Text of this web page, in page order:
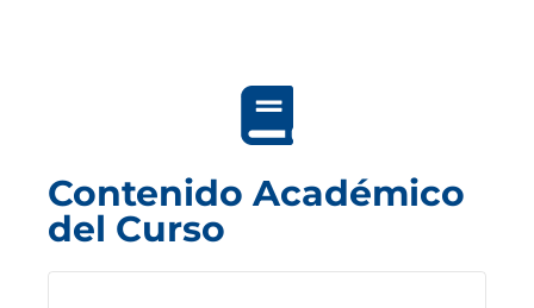
Contenido Académico
del Curso